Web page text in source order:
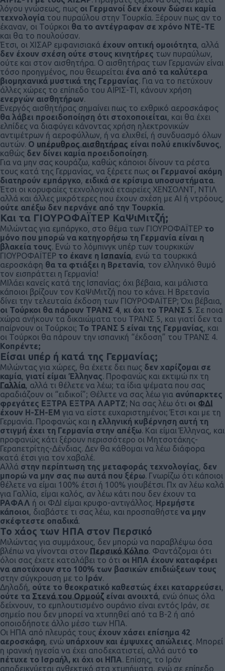
λόγου γνώσεως, πως οι Γερμανοί δεν έχουν δώσει καμία
τεχνολογία του πυραύλου στην Τουρκία. Ξέρουν πως αν το
έκαναν, οι Τούρκοι θα το αντέγραφαν σε χρόνο ΝΤΕ-ΤΕ
και θα το πουλούσαν.
Έτσι, οι ΧΙΣΑΡ εμφανισιακά έχουν οπτική ομοιότητα, αλλά
δεν έχουν σχέση ούτε στους κινητήρες των πυραύλων,
ούτε και στον αισθητήρα. Ο αισθητήρας των Γερμανών είναι
τόσο προηγμένος, που θεωρείται ένα από τα καλύτερα
βιομηχανικά μυστικά της Γερμανίας. Για να το πετύχουν
άλλες χώρες το επίπεδο του ΑΪΡΙΣ-ΤΙ, κάνουν χρήση
ενεργών αισθητήρων.
Ενεργός αισθητήρας σημαίνει πως το εχθρικό αεροσκάφος
θα λάβει προειδοποίηση ότι στοχοποιείται, και θα έχει
ελπίδες να διαφύγει κάνοντας χρήση ηλεκτρονικών
αντιμέτρων ή αεροφύλλων, ή να ελιχθεί, ή συνδυασμό όλων
αυτών. Ο υπέρυθρος αισθητήρας είναι πολύ επικίνδυνος,
καθώς δεν δίνει καμία προειδοποίηση.
Για να μην σας κουράζω, καθώς κάποιοι δίνουν τα ρέστα
τους κατά της Γερμανίας, να ξέρετε πως οι Γερμανοί ακόμη
διατηρούν εμπάργκο, ειδικά σε κρίσιμα υποσυστήματα.
Έτσι οι κορυφαίες τεχνολογικά εταιρείες ΧΕΝΣΟΛΝΤ, ΝΤΙΛ
αλλά και άλλες μικρότερες που έχουν σχέση με ΑΙ ή ντρόους,
ούτε απέξω δεν περνάνε από την Τουρκία.
Και τα ΓΙΟΥΡΟΦΑΪΤΕΡ ΚαΨιΜιτζή;
Μιλώντας για εμπάργκο, στο θέμα των ΓΙΟΥΡΟΦΑΪΤΕΡ το
μόνο που μπορώ να κατηγορήσω τη Γερμανία είναι η
βλακεία τους. Ενώ το λόμπινγκ υπέρ των τουρκικών
ΓΙΟΥΡΟΦΑΪΤΕΡ το έκανε η Ισπανία, ενώ τα τουρκικά
αεροσκάφη θα τα φτιάξει η Βρετανία, τον ελληνικό θυμό
τον εισπράττει η Γερμανία!
ΜΙλάει κανείς κατά της Ισπανίας; όχι βέβαια, και μάλιστα
κάποιοι βρίζουν τον ΚαΨιΜιτζή που το κάνει. Η Βρετανία
δίνει την τελευταία έκδοση των ΓΙΟΥΡΟΦΑΪΤΕΡ; Όχι βέβαια,
οι Τούρκοι θα πάρουν ΤΡΑΝΣ 4, κι όχι το ΤΡΑΝΣ 5. Σε ποια
χώρα ανήκουν τα δικαιώματα του ΤΡΑΝΣ 5, και γιατί δεν τα
παίρνουν οι Τούρκοι; Το ΤΡΑΝΣ 5 είναι της Γερμανίας, και
οι Τούρκοι θα πάρουν την ισπανική “έκδοση” του ΤΡΑΝΣ 4.
Κοπρέντε;
Είσαι υπέρ ή κατά της Γερμανίας;
Μιλώντας για χώρες, θα έχετε δει πως δεν χαρίζομαι σε
καμία, γιατί είμαι Έλληνας. Προφανώς και εκτιμώ πχ τη
Γαλλία, αλλά τι θέλετε να λέω; τα ίδια ψέματα που σας
αραδιάζουν οι “ειδικοί”; Θέλετε να σας λέω για ανύπαρκτες
φρεγάτες ΕΞΤΡΑ ΕΞΤΡΑ ΛΑΡΤΖ; Να σας λέω ότι οι ΦΔΙ
έχουν Η-ΣΗ-ΕΜ για να είστε ευχαριστημένοι; Έτσι και με τη
Γερμανία. Προφανώς και η ελληνική κυβέρνηση αυτή τη
στιγμή έχει τη Γερμανία στην απέξω. Και είμαι Έλληνας, και
προφανώς κάτι ξέρουν περισσότερο οι Μητσοτάκης-
Γεραπετρίτης-Δένδιας. Δεν θα κάθομαι να λέω διάφορα
κατά έτσι για τον χαβαλέ.
Αλλά στην περίπτωση της μεταφοράς τεχνολογίας, δεν
μπορώ να μην σας πω αυτά που ξέρω. Γνωρίζω ότι κάποιοι
θέλετε να είμαι 100% έτσι ή 100% γιουβέτσι. Πχ αν λέω καλά
για Γαλλία, είμαι καλός, αν λέω κάτι που δεν έχουν τα
ΡΑΦΑΛ ή οι ΦΔΙ είμαι κρυφο-αντιγάλλος. Ηρεμήστε
κάποιοι, διαβάστε τι σας λέω, και προσπαθήστε να μην
σκέφτεστε οπαδικά.
Το χάος των ΗΠΑ στον Περσικό
Μιλώντας για συμμάχους, δεν μπορώ να παραβλέψω όσα
βλέπω να γίνονται στον Περσικό Κόλπο. Φαντάζομαι ότι
όλοι σας έχετε καταλάβει το ότι οι ΗΠΑ έχουν καταφέρει
να αποτύχουν στο 100% των βασικών επιδιώξεων τους
στην σύγκρουση με το Ιράν.
Δηλαδή, ούτε το θεοκρατικό καθεστώς έχει καταρρεύσει,
ούτε τα Στενά του Ορμούζ είναι ανοιχτά, ενώ όπως όλα
δείχνουν, το εμπλουτισμένο ουράνιο είναι εντός Ιράν, σε
σημείο που δεν μπορεί να χτυπηθεί από τα Β-2 ή από
οποιοδήποτε άλλο μέσο των ΗΠΑ.
Οι ΗΠΑ από πλευράς τους έχουν χάσει επίσημα 42
αεροσκάφη, ενώ υπάρχουν και έμψυχες απώλειες. Μπορεί
η ιρανική ηγεσία να έχει αποδεκατιστεί, αλλά αυτό το
πέτυχε το Ισραήλ, κι όχι οι ΗΠΑ. Επίσης, το Ιράν
αποδεικνύεται ανθεκτικό στα χτυπήματα, ενώ σε επίπεδο